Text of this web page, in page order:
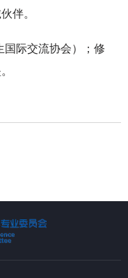
伴。
际交流协会）；修